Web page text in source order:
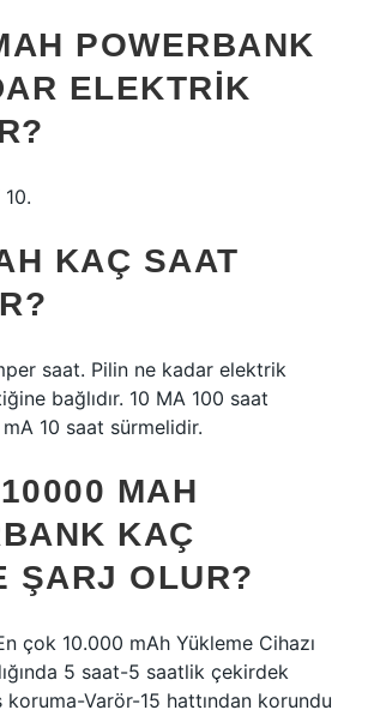
POWERBANK
ELEKTRIK
KAÇ SAAT
saat. Pilin ne kadar elektrik
bağlıdır. 10 MA 100 saat
10 saat sürmelidir.
MAH
KAÇ
ŞARJ OLUR?
çok 10.000 mAh Yükleme Cihazı
5 saat-5 saatlik çekirdek
koruma-Varör-15 hattından korundu